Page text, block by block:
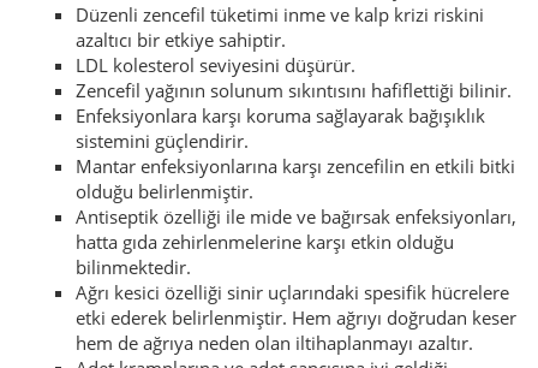
Düzenli zencefil tüketimi inme ve kalp krizi riskini
azaltıcı bir etkiye sahiptir.
LDL kolesterol seviyesini düşürür.
Zencefil yağının solunum sıkıntısını hafiflettiği bilinir.
Enfeksiyonlara karşı koruma sağlayarak bağışıklık
sistemini güçlendirir.
Mantar enfeksiyonlarına karşı zencefilin en etkili bitki
olduğu belirlenmiştir.
Antiseptik özelliği ile mide ve bağırsak enfeksiyonları,
hatta gıda zehirlenmelerine karşı etkin olduğu
bilinmektedir.
Ağrı kesici özelliği sinir uçlarındaki spesifik hücrelere
etki ederek belirlenmiştir. Hem ağrıyı doğrudan keser
hem de ağrıya neden olan iltihaplanmayı azaltır.